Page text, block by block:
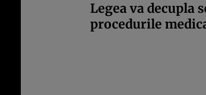
Legea va decupla
procedurile